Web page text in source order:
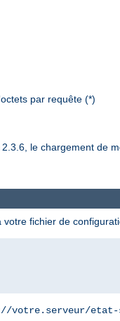
par requête (*)
le chargement de
fichier de
votre.serveur/etat-